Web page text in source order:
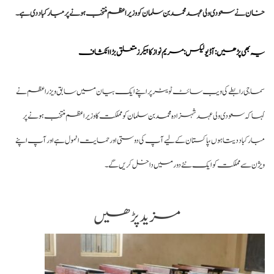
صومالی وزیر دفاع کا اعلیٰ عسکری قیادت سے ملاقات، دفاعی تعاون بڑھانے پر
نےسعودی ولی عہدمحمد بن سلمانکووزیراعظممنتخب ہونے پرمبارکباددی ہے۔
بھی پڑھیں: آڈیو لیکس:مریم نوازکا ہیکرز متعلق بڑا انکشاف
رابطے کی ویب سائٹ ٹویٹر پر اپنے ایک بیان میں سابق ویزراعظم نے
کہ سعودی ولی عہد شہزادہمحمد بن سلمانکو مملکت کا وزیراعظم منتخب ہونے پر
دیتا ہوں، پاکستان کے لیے آپ کی دوستی اور حمایت انمول ہے اور آپ اپنے
سے مملکت کو ایک نئے دور میں داخل کریں گے۔
مزید پڑھیں